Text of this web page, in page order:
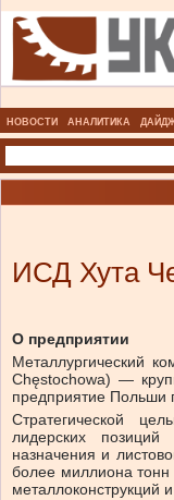
НОВОСТИ АНАЛИТИКА
ИСД Хута
О предприятии
Металлургический
Chęstochowa) —
предприятие Польши
Стратегической
лидерских позиций
назначения и
более миллиона тонн
металлоконструкций